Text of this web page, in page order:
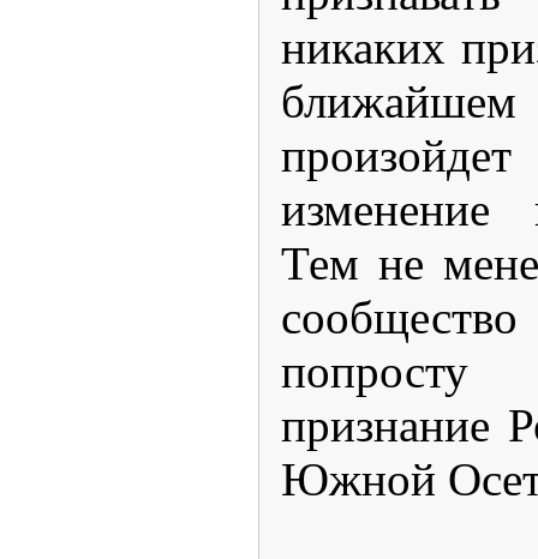
никаких
изменение
Тем не
попросту
признание
Южной